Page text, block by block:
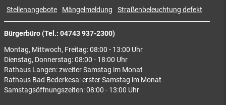
Bürgerbüro (Tel.: 04743 937-2300)
Montag, Mittwoch, Freitag: 08:00 - 13:00 Uhr
Dienstag, Donnerstag: 08:00 - 18:00 Uhr
Rathaus Langen: zweiter Samstag im Monat
Rathaus Bad Bederkesa: erster Samstag im Monat
Samstagsöffnungszeiten: 08:00 - 13:00 Uhr
Stellenangebote
Mängelmeldung Straßenbeleuchtung defekt